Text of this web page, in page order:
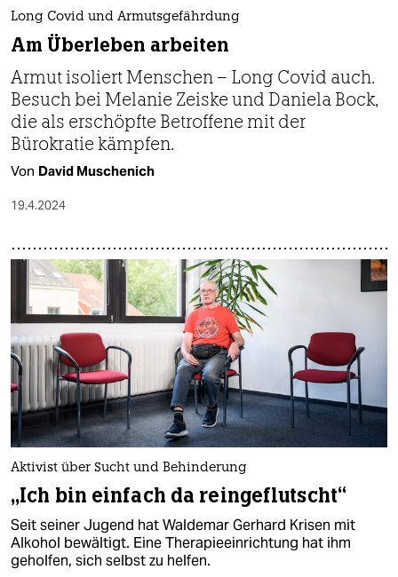
Long Covid und Armutsgefährdung
Am Überleben arbeiten
Armut isoliert Menschen – Long Covid auch.
Besuch bei Melanie Zeiske und Daniela Bock,
die als erschöpfte Betroffene mit der
Bürokratie kämpfen.
Von David Muschenich
19.4.2024
Aktivist über Sucht und Behinderung
„Ich bin einfach da reingeflutscht“
Seit seiner Jugend hat Waldemar Gerhard Krisen mit
Alkohol bewältigt. Eine Therapieeinrichtung hat ihm
geholfen, sich selbst zu helfen.